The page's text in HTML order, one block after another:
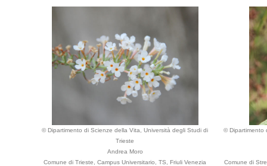
© Dipartimento di Scienze della Vita, Università degli Studi di
Trieste
Andrea Moro
Comune di Trieste, Campus Universitario, TS, Friuli Venezia
© Dipartimento
Comune di